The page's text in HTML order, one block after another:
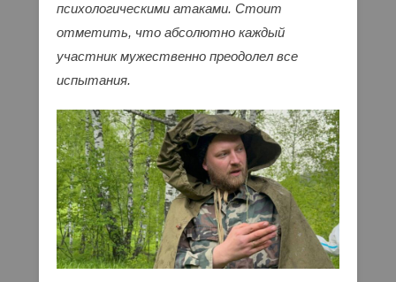
психологическими атаками. Стоит
отметить, что абсолютно каждый
участник мужественно преодолел все
испытания.